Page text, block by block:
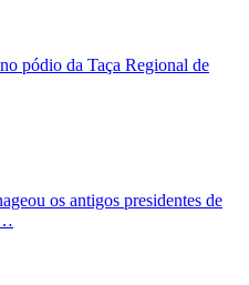
pódio da Taça Regional de
os antigos presidentes de